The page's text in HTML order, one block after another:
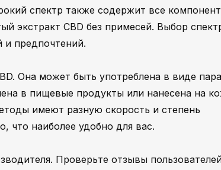
спектр также содержит все
экстракт CBD без примесей. Выбор
и предпочтений.
Она может быть употреблена в виде
в пищевые продукты или нанесена на
имеют разную скорость и степень
что наиболее удобно для вас.
Проверьте отзывы